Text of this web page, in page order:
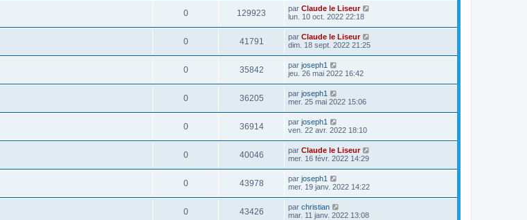
0 129923 par Claude le Liseur
lun. 10 oct. 2022 22:18
0 41791 par Claude le Liseur
dim. 18 sept. 2022 21:25
0 35842 par joseph1
jeu. 26 mai 2022 16:42
0 36205 par joseph1
mer. 25 mai 2022 15:06
0 36914 par joseph1
ven. 22 avr. 2022 18:10
0 40046 par Claude le Liseur
mer. 16 févr. 2022 14:29
0 43978 par joseph1
mer. 19 janv. 2022 14:22
0 43426 par christian
mar. 11 janv. 2022 13:08